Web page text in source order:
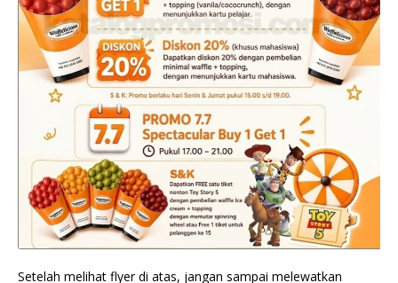
Setelah melihat flyer di atas, jangan sampai melewatkan